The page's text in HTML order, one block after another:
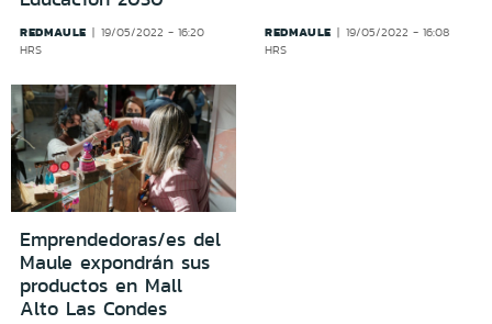
REDMAULE
19/05/2022 - 16:20
HRS
REDMAULE
19/05/2022 - 16:08
HRS
Emprendedoras/es del
Maule expondrán sus
productos en Mall
Alto Las Condes